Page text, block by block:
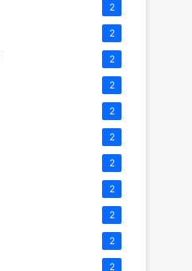
2
2
2
2
2
2
2
2
2
2
2